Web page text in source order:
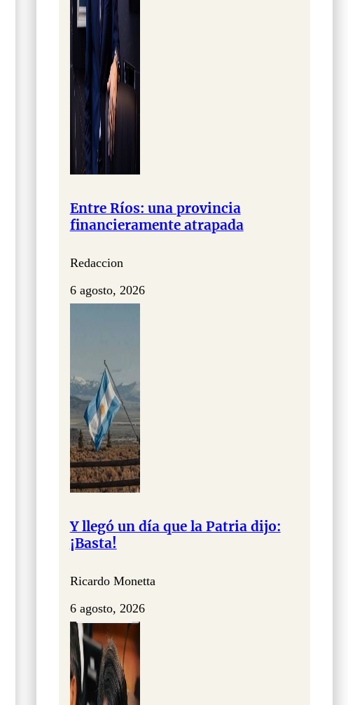
Entre Ríos: una provincia
financieramente atrapada
Redaccion
6 agosto, 2026
Y llegó un día que la Patria dijo:
¡Basta!
Ricardo Monetta
6 agosto, 2026